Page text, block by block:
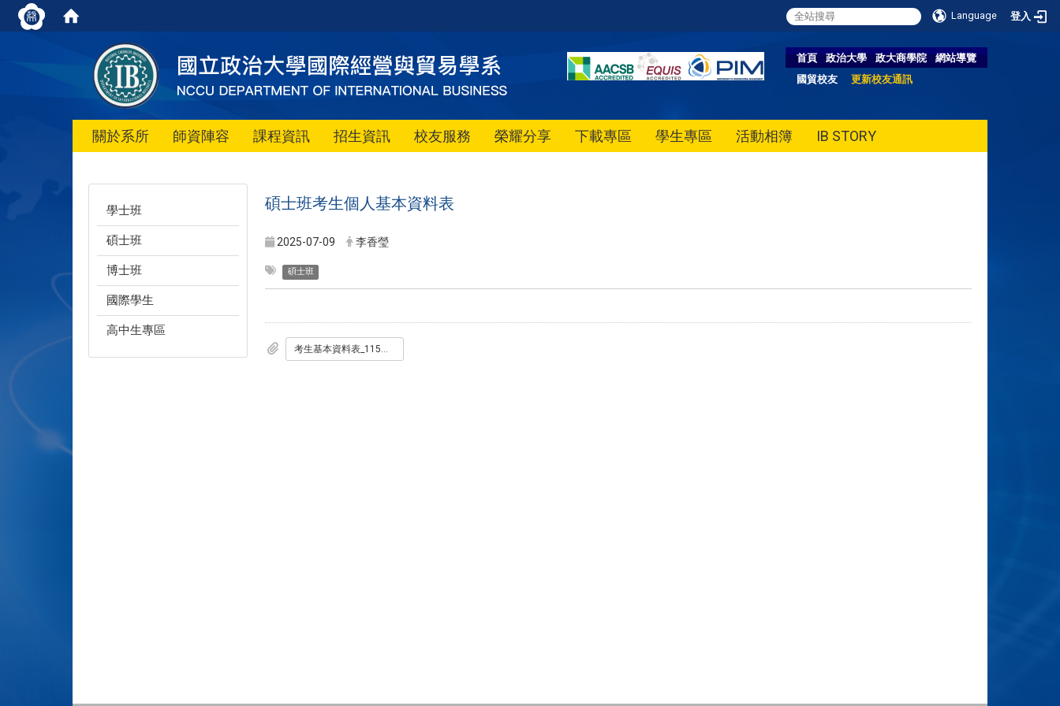
Language 登入
首頁 政治大學 政大商學院
網站導覽
國貿校友
更新校友通訊
關於系所 師資陣容 課程資訊 招生資訊 校友服務 榮耀分享 下載專區 學生專區 活動相簿 IB STORY
學士班
碩士班
博士班
國際學生
高中生專區
碩士班考生個人基本資料表
2025-07-09 李香瑩
碩士班